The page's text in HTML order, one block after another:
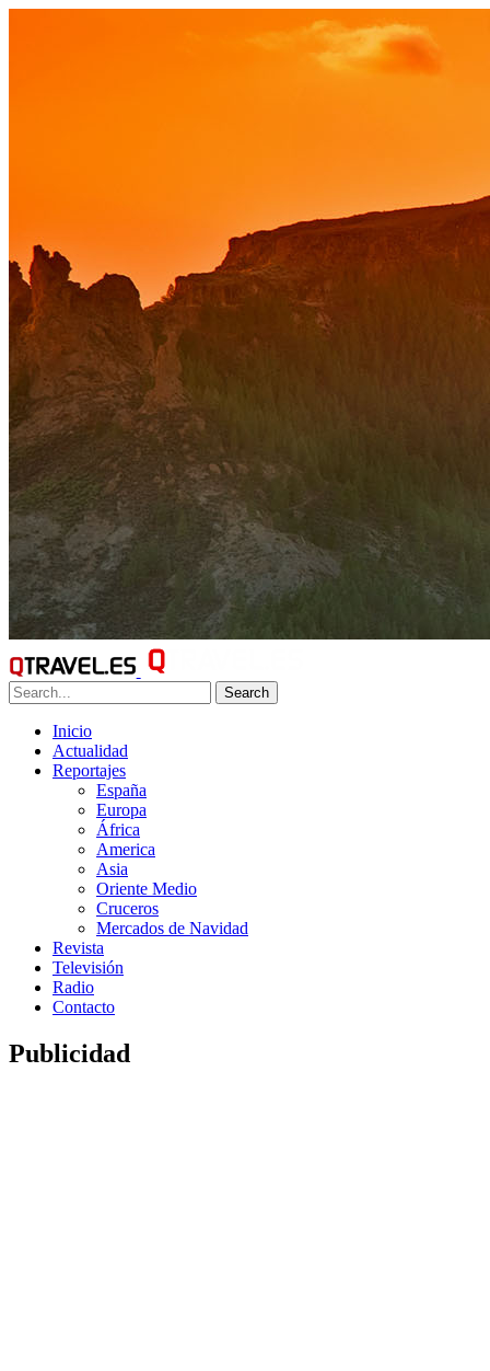
Search
Inicio
Actualidad
Reportajes
España
Europa
África
America
Asia
Oriente Medio
Cruceros
Mercados de Navidad
Revista
Televisión
Radio
Contacto
Publicidad